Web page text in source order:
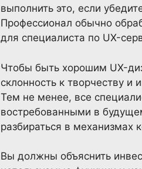
выполнить это, если
Профессионал обычно
для специалиста по UX-
Чтобы быть хорошим UX-
склонность к творчеству
Тем не менее, все
востребованными в
разбираться в механизмах
Вы должны объяснить